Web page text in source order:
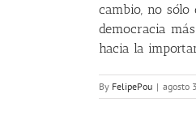
cambio, no
democracia
hacia la
By FelipePou | agosto